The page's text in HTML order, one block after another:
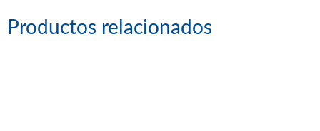
Productos relacionados